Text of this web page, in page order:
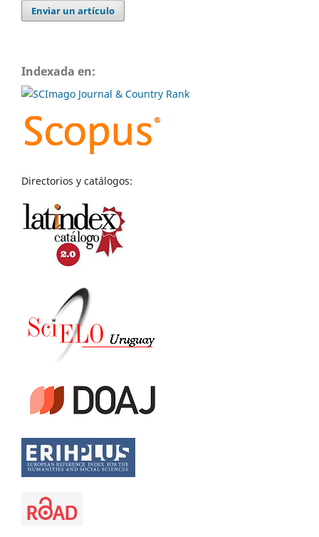
Enviar un artículo
Indexada en:
Directorios y catálogos: